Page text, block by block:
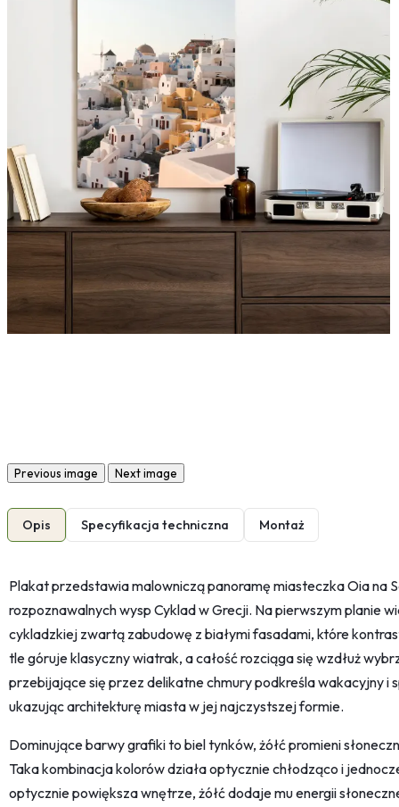
Previous image Next image
Opis Specyfikacja techniczna Montaż
Plakat przedstawia malowniczą panoramę miasteczka Oia na
rozpoznawalnych wysp Cyklad w Grecji. Na pierwszym planie
cykladzkiej zwartą zabudowę z białymi fasadami, które
tle góruje klasyczny wiatrak, a całość rozciąga się wzdłuż
przebijające się przez delikatne chmury podkreśla wakacyjny i
ukazując architekturę miasta w jej najczystszej formie.
Dominujące barwy grafiki to biel tynków, żółć promieni
Taka kombinacja kolorów działa optycznie chłodząco i
optycznie powiększa wnętrze, żółć dodaje mu energii